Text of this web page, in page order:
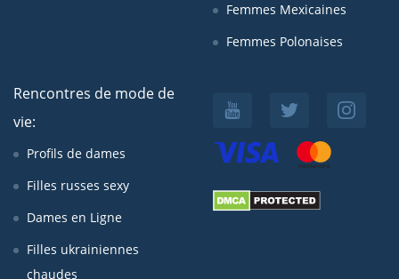
Femmes Mexicaines
Femmes Polonaises
Rencontres de mode de
vie:
Profils de dames
Filles russes sexy
Dames en Ligne
Filles ukrainiennes
chaudes